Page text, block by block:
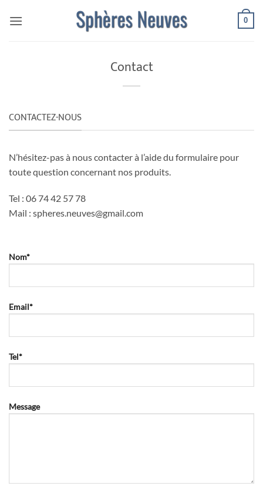
0
Contact
CONTACTEZ-NOUS
N’hésitez-pas à nous contacter à l’aide du formulaire pour
toute question concernant nos produits.
Tel : 06 74 42 57 78
Mail : spheres.neuves@gmail.com
Nom*
Email*
Tel*
Message